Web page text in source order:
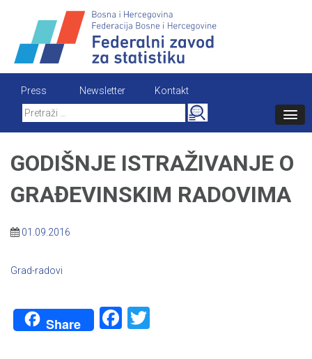
content
Press Newsletter
Kontakt
Search
for:
GODIŠNJE ISTRAŽIVANJE O
GRAĐEVINSKIM RADOVIMA
01.09.2016
Grad-radovi
Share Facebook